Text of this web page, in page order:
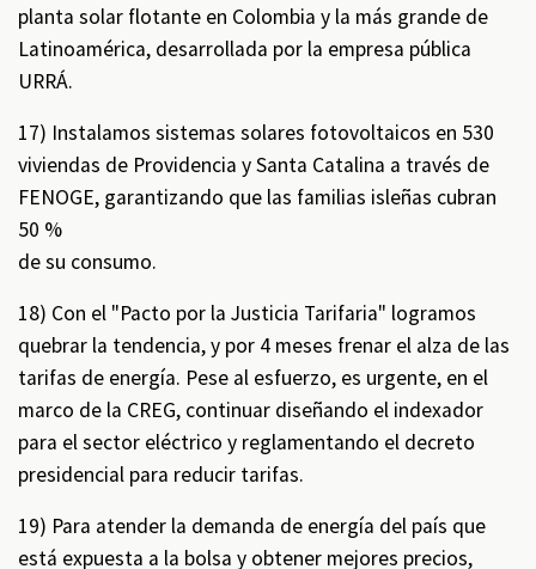
planta solar flotante en Colombia y la más grande de
Latinoamérica, desarrollada por la empresa pública
URRÁ.
17) Instalamos sistemas solares fotovoltaicos en 530
viviendas de Providencia y Santa Catalina a través de
FENOGE, garantizando que las familias isleñas cubran
50 %
de su consumo.
18) Con el "Pacto por la Justicia Tarifaria" logramos
quebrar la tendencia, y por 4 meses frenar el alza de las
tarifas de energía. Pese al esfuerzo, es urgente, en el
marco de la CREG, continuar diseñando el indexador
para el sector eléctrico y reglamentando el decreto
presidencial para reducir tarifas.
19) Para atender la demanda de energía del país que
está expuesta a la bolsa y obtener mejores precios,